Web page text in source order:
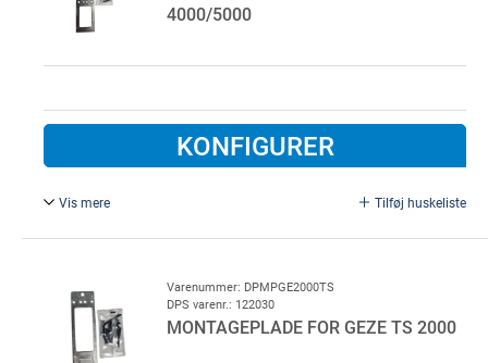
4000/5000
KONFIGURER
Vis mere Tilføj huskeliste
Varenummer: DPMPGE2000TS
DPS varenr.: 122030
MONTAGEPLADE FOR GEZE TS 2000